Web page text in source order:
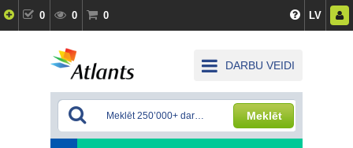
0 0 0 LV
DARBU VEIDI
Meklēt